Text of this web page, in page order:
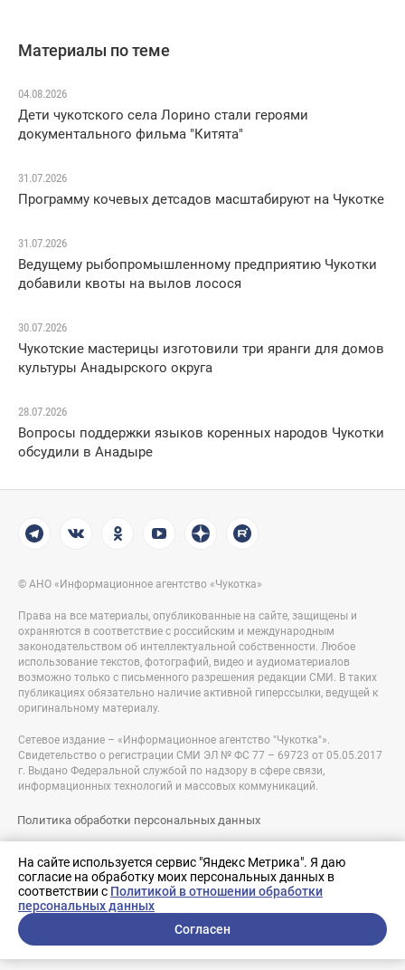
На сайте используется сервис "Яндекс Метрика". Я даю
согласие на обработку моих персональных данных в
соответствии с Политикой в отношении обработки
персональных данных
Согласен
Материалы по теме
04.08.2026
Дети чукотского села Лорино стали героями
документального фильма "Китята"
31.07.2026
Программу кочевых детсадов масштабируют на Чукотке
31.07.2026
Ведущему рыбопромышленному предприятию Чукотки
добавили квоты на вылов лосося
30.07.2026
Чукотские мастерицы изготовили три яранги для домов
культуры Анадырского округа
28.07.2026
Вопросы поддержки языков коренных народов Чукотки
обсудили в Анадыре
© АНО «Информационное агентство «Чукотка»
Права на все материалы, опубликованные на сайте, защищены и
охраняются в соответствие с российским и международным
законодательством об интеллектуальной собственности. Любое
использование текстов, фотографий, видео и аудиоматериалов
возможно только с письменного разрешения редакции СМИ. В таких
публикациях обязательно наличие активной гиперссылки, ведущей к
оригинальному материалу.
Сетевое издание – «Информационное агентство "Чукотка"».
Свидетельство о регистрации СМИ ЭЛ № ФС 77 – 69723 от 05.05.2017
г. Выдано Федеральной службой по надзору в сфере связи,
информационных технологий и массовых коммуникаций.
Политика обработки персональных данных
Разработка сайта:
nologostudio.ru